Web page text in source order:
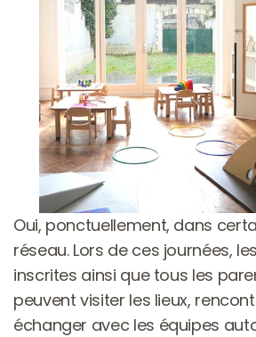
Oui, ponctuellement, dans
réseau. Lors de ces journées,
inscrites ainsi que tous les
peuvent visiter les lieux,
échanger avec les équipes